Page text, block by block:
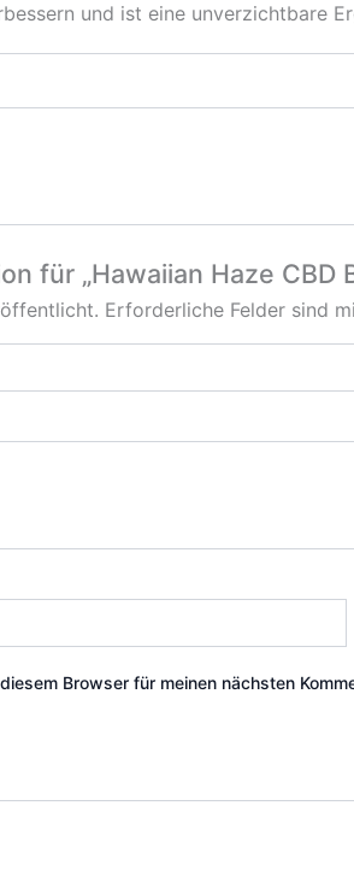
und ist eine unverzichtbare
für „Hawaiian Haze CBD
Erforderliche Felder sind
Browser für meinen nächsten